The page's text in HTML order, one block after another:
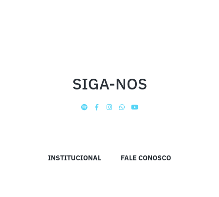
SIGA-NOS
INSTITUCIONAL FALE CONOSCO